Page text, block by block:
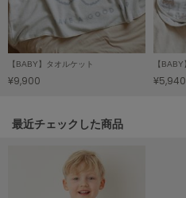
LILY BROWN Lingerie
リリーブラウンランジェリー
LITTLE UNION TOKYO
リトルユニオン トウキョウ
メイドオブオーガニクス
MICHU COQUETTE
【BABY】タオルケット
¥9,900 ¥5,940
関連記事
最近チェックした商品